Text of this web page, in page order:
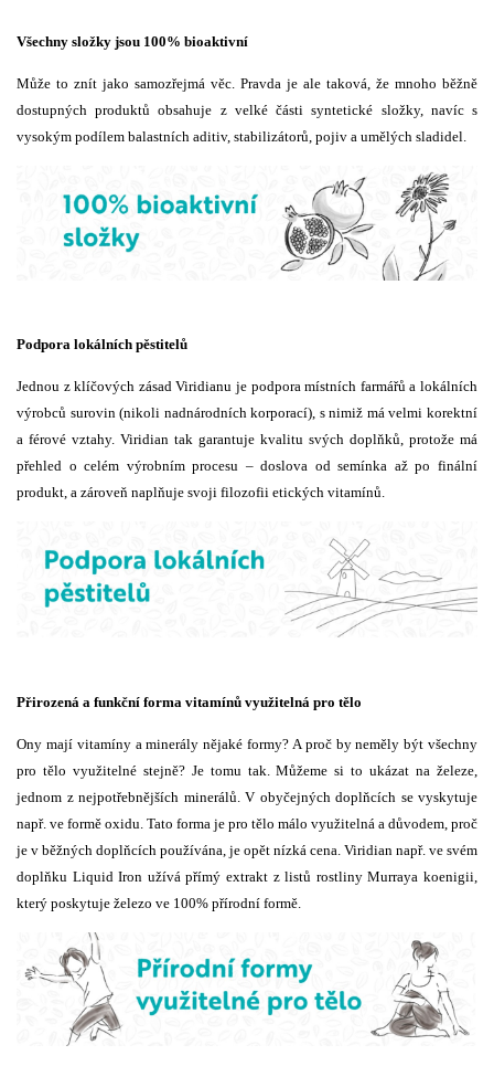
Všechny složky jsou 100% bioaktivní
Může to znít jako samozřejmá věc. Pravda je ale taková, že mnoho běžně
dostupných produktů obsahuje z velké části syntetické složky, navíc s
vysokým podílem balastních aditiv, stabilizátorů, pojiv a umělých sladidel.
Podpora lokálních pěstitelů
Jednou z klíčových zásad Viridianu je podpora místních farmářů a lokálních
výrobců surovin (nikoli nadnárodních korporací), s nimiž má velmi korektní
a férové vztahy. Viridian tak garantuje kvalitu svých doplňků, protože má
přehled o celém výrobním procesu – doslova od semínka až po finální
produkt, a zároveň naplňuje svoji filozofii etických vitamínů.
Přirozená a funkční forma vitamínů využitelná pro tělo
Ony mají vitamíny a minerály nějaké formy? A proč by neměly být všechny
pro tělo využitelné stejně? Je tomu tak. Můžeme si to ukázat na železe,
jednom z nejpotřebnějších minerálů. V obyčejných doplňcích se vyskytuje
např. ve formě oxidu. Tato forma je pro tělo málo využitelná a důvodem, proč
je v běžných doplňcích používána, je opět nízká cena. Viridian např. ve svém
doplňku Liquid Iron užívá přímý extrakt z listů rostliny Murraya koenigii,
který poskytuje železo ve 100% přírodní formě.